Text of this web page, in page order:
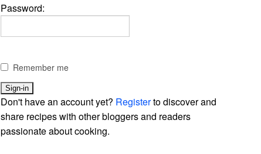
Password:
Remember me
Don't have an account yet? Registerto discover and
share recipes with other bloggers and readers
passionate about cooking.